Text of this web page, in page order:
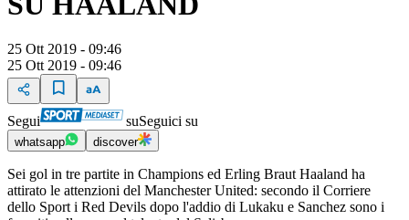
25 Ott 2019 - 09:46
25 Ott 2019 - 09:46
Segui suSeguici su
whatsapp discover
Sei gol in tre partite in Champions ed Erling Braut Haaland ha
attirato le attenzioni del Manchester United: secondo il Corriere
dello Sport i Red Devils dopo l'addio di Lukaku e Sanchez sono i